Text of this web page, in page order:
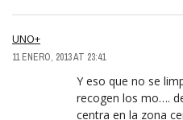
UNO+
11 ENERO, 2013 AT 23:41
Y eso que no se
recogen los mo….
centra en la zona